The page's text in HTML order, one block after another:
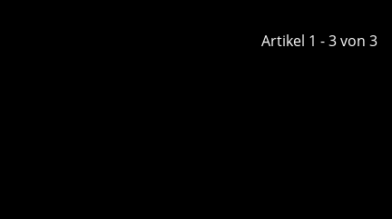
Artikel 1 - 3 von 3